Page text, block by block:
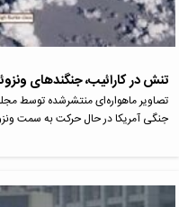
تنش در کارائیب، جنگندهای
تصاویر ماهواره‌ای منتشرشده توسط
جنگی آمریکا در حال حرکت به سمت